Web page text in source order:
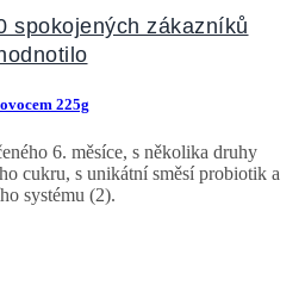
spokojených zákazníků
225g
6. měsíce, s několika druhy
cukru, s unikátní směsí probiotik a
systému (2).